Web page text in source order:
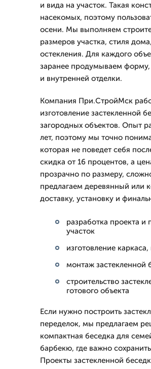
и вида на участок. Такая
насекомых, поэтому
осени. Мы выполняем
размеров участка, стиля
остекления. Для каждого
заранее продумываем
и внутренней отделки.
Компания При.СтройМск
изготовление застекленной
загородных объектов. Опыт
лет, поэтому мы точно
которая не поведет себя
скидка от 16 процентов, а
прозрачно по размеру,
предлагаем деревянный или
доставку, установку и
разработка проекта и
участок
изготовление
монтаж застекленной
строительство
готового объекта
Если нужно построить
переделок, мы предлагаем
компактная беседка для
барбекю, где важно
Проекты застекленной